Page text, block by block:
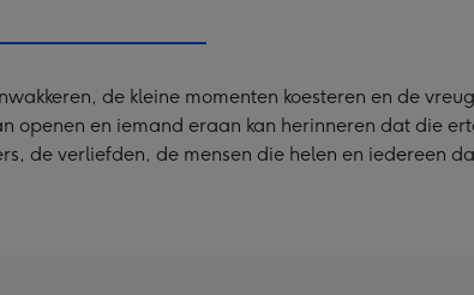
de kleine momenten koesteren en de
openen en iemand eraan kan herinneren dat die
de verliefden, de mensen die helen en iedereen